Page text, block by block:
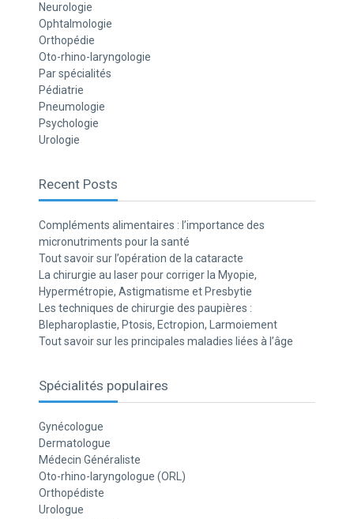
Neurologie
Ophtalmologie
Orthopédie
Oto-rhino-laryngologie
Par spécialités
Pédiatrie
Pneumologie
Psychologie
Urologie
Recent Posts
Compléments alimentaires : l’importance des
micronutriments pour la santé
Tout savoir sur l’opération de la cataracte
La chirurgie au laser pour corriger la Myopie,
Hypermétropie, Astigmatisme et Presbytie
Les techniques de chirurgie des paupières :
Blepharoplastie, Ptosis, Ectropion, Larmoiement
Tout savoir sur les principales maladies liées à l’âge
Spécialités populaires
Gynécologue
Dermatologue
Médecin Généraliste
Oto-rhino-laryngologue (ORL)
Orthopédiste
Urologue